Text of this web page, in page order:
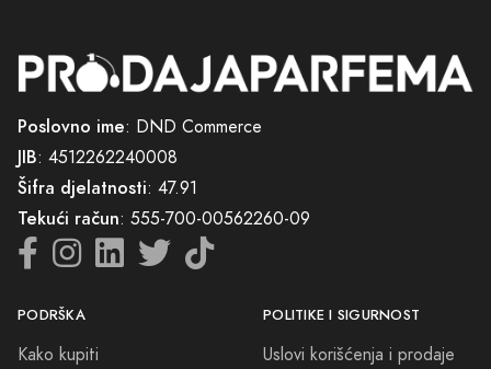
Poslovno ime: DND Commerce
JIB: 4512262240008
Šifra djelatnosti: 47.91
Tekući račun: 555-700-00562260-09
PODRŠKA
Kako kupiti
POLITIKE I SIGURNOST
Uslovi korišćenja i prodaje